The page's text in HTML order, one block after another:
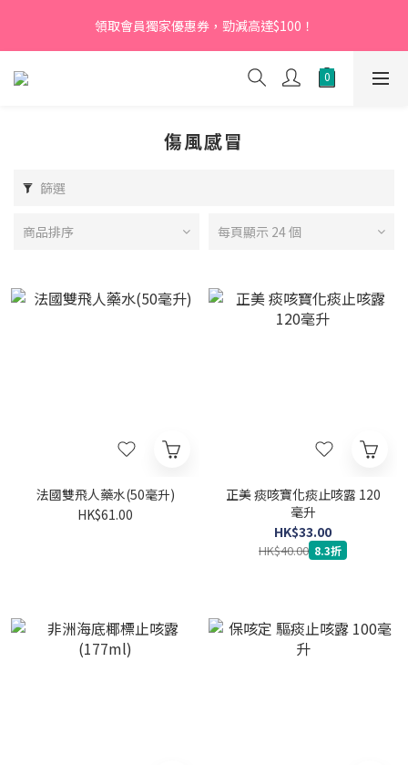
【新會員】即日起至2026月12月31日，首次下單輸入優惠碼
「NEW95」即可享95折
領取會員獨家優惠券，勁減高達$100！
【新會員】即日起至2026月12月31日，首次下單輸入優惠碼
「NEW95」即可享95折
傷風感冒
篩選
商品排序 每頁顯示 24 個
法國雙飛人藥水(50毫升)
HK$61.00
正美 痰咳寶化痰止咳露 120
毫升
HK$33.00
HK$40.00 8.3折